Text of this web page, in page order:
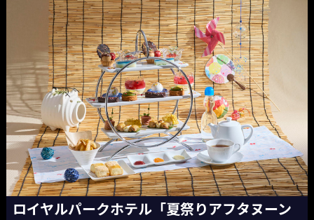
ロイヤルパークホテル「夏祭りアフタヌーン